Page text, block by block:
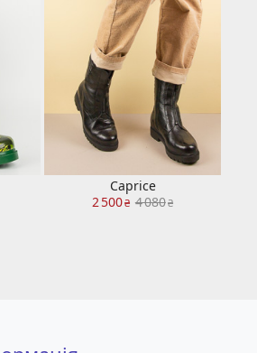
Caprice
2 500₴ 4 080₴